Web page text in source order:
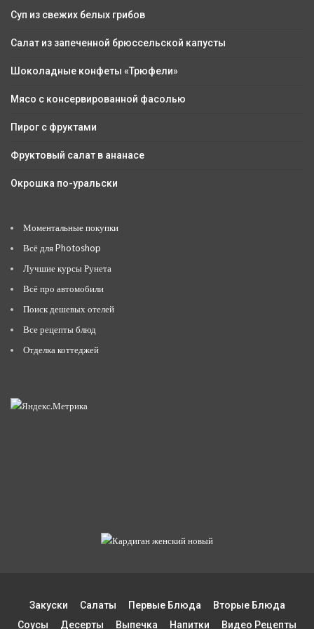
Суп из свежих белых грибов
Салат из запеченной брюссельской капусты
Шоколадные конфеты «Трюфели»
Мясо с консервированной фасолью
Пирог с фруктами
Фруктовый салат в ананасе
Окрошка по-уральски
Моментальные покупки
Всё для Photoshop
Лучшие курсы Рунета
Всё про автомобили
Поиск дешевых отелей
Все рецепты блюд
Отделка коттеджей
Закуски Салаты Первые Блюда
Вторые Блюда
Соусы
Десерты Выпечка Напитки Видео Рецепты